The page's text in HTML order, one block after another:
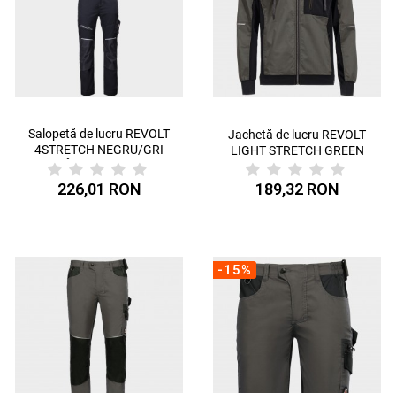
Salopetă de lucru REVOLT
4STRETCH NEGRU/GRI
ÎNCHIS/GRI
226,01 RON
Jachetă de lucru REVOLT
LIGHT STRETCH GREEN
189,32 RON
-15%